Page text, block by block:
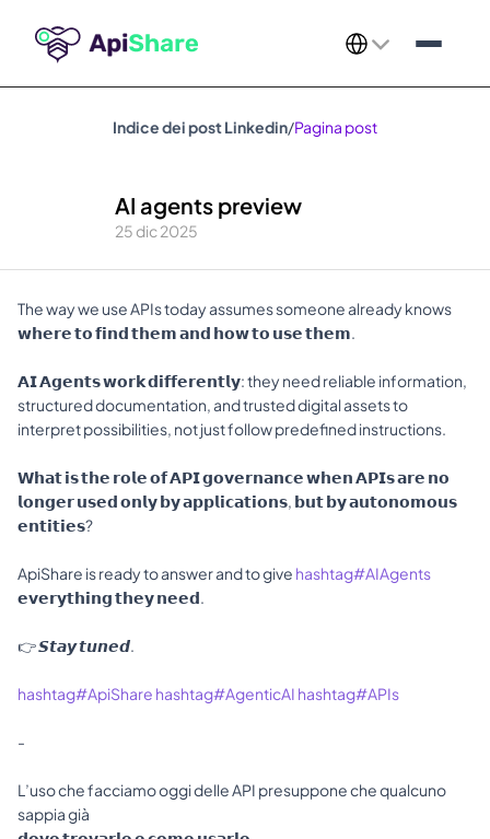
Select Language
Indice dei post Linkedin/Pagina post
AI agents preview
25 dic 2025
The way we use APIs today assumes someone already knows
𝘄𝗵𝗲𝗿𝗲 𝘁𝗼 𝗳𝗶𝗻𝗱 𝘁𝗵𝗲𝗺 𝗮𝗻𝗱 𝗵𝗼𝘄 𝘁𝗼 𝘂𝘀𝗲 𝘁𝗵𝗲𝗺.
𝗔𝗜 𝗔𝗴𝗲𝗻𝘁𝘀 𝘄𝗼𝗿𝗸 𝗱𝗶𝗳𝗳𝗲𝗿𝗲𝗻𝘁𝗹𝘆: they need reliable information,
structured documentation, and trusted digital assets to
interpret possibilities, not just follow predefined instructions.
𝗪𝗵𝗮𝘁 𝗶𝘀 𝘁𝗵𝗲 𝗿𝗼𝗹𝗲 𝗼𝗳 𝗔𝗣𝗜 𝗴𝗼𝘃𝗲𝗿𝗻𝗮𝗻𝗰𝗲 𝘄𝗵𝗲𝗻 𝗔𝗣𝗜𝘀 𝗮𝗿𝗲 𝗻𝗼
𝗹𝗼𝗻𝗴𝗲𝗿 𝘂𝘀𝗲𝗱 𝗼𝗻𝗹𝘆 𝗯𝘆 𝗮𝗽𝗽𝗹𝗶𝗰𝗮𝘁𝗶𝗼𝗻𝘀, 𝗯𝘂𝘁 𝗯𝘆 𝗮𝘂𝘁𝗼𝗻𝗼𝗺𝗼𝘂𝘀
𝗲𝗻𝘁𝗶𝘁𝗶𝗲𝘀?
ApiShare is ready to answer and to give hashtag#AIAgents
𝗲𝘃𝗲𝗿𝘆𝘁𝗵𝗶𝗻𝗴 𝘁𝗵𝗲𝘆 𝗻𝗲𝗲𝗱.
👉 𝙎𝙩𝙖𝙮 𝙩𝙪𝙣𝙚𝙙.
hashtag#ApiShare hashtag#AgenticAI hashtag#APIs
-
L’uso che facciamo oggi delle API presuppone che qualcuno
sappia già